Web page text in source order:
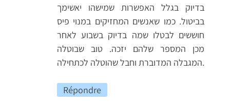
בדיוק בגלל האפשרות שמישהו יאשימך
בביטול. כמו שאנשים המחזיקים במנוי פיס
חוששים לבטלו שמה בדיוק בשבוע לאחר
מכן המספר שלהם יזכה. טוב שבוטלה
המגבלה המדוברת וחבל שהוטלה לכתחילה.
Répondre